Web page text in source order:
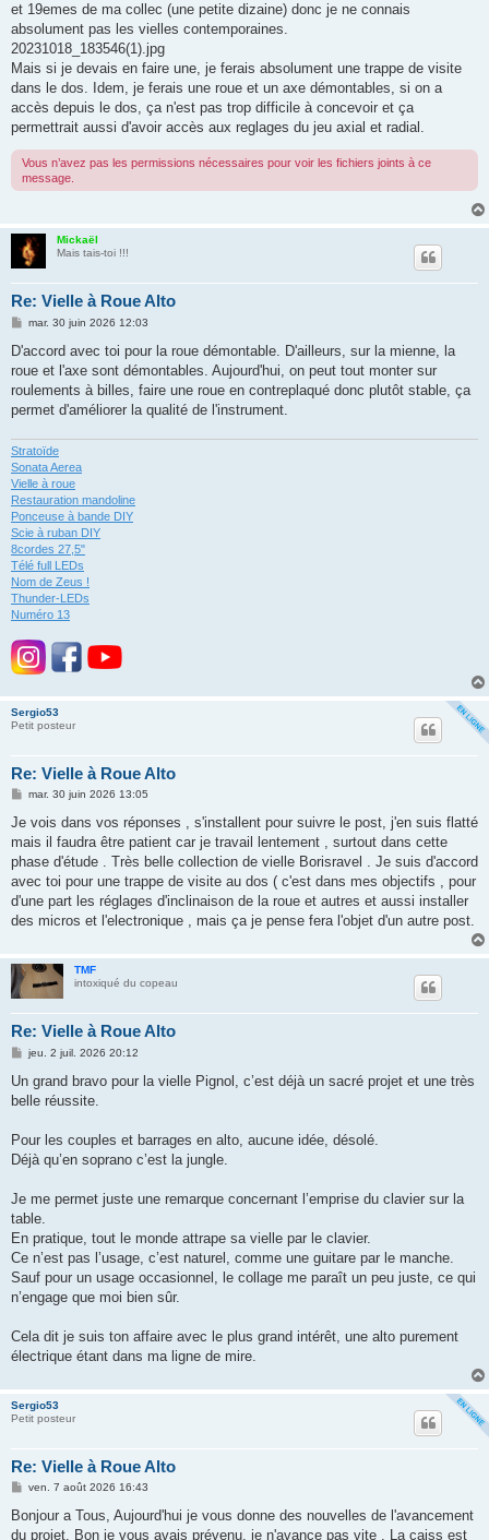
a
g
et 19emes de ma collec (une petite dizaine) donc je ne connais
absolument pas les vielles contemporaines.
20231018_183546(1).jpg
Mais si je devais en faire une, je ferais absolument une trappe de visite
dans le dos. Idem, je ferais une roue et un axe démontables, si on a
accès depuis le dos, ça n'est pas trop difficile à concevoir et ça
permettrait aussi d'avoir accès aux reglages du jeu axial et radial.
Vous n’avez pas les permissions nécessaires pour voir les fichiers joints à ce
message.
Mickaël
Mais tais-toi !!!
Re: Vielle à Roue Alto
M
s
a
g
mar. 30 juin 2026 12:03
D'accord avec toi pour la roue démontable. D'ailleurs, sur la mienne, la
roue et l'axe sont démontables. Aujourd'hui, on peut tout monter sur
roulements à billes, faire une roue en contreplaqué donc plutôt stable, ça
permet d'améliorer la qualité de l'instrument.
Stratoïde
Sonata Aerea
Vielle à roue
Restauration mandoline
Ponceuse à bande DIY
Scie à ruban DIY
8cordes 27,5"
Télé full LEDs
Nom de Zeus !
Thunder-LEDs
Numéro 13
Sergio53
Petit posteur
Re: Vielle à Roue Alto
M
s
a
g
mar. 30 juin 2026 13:05
Je vois dans vos réponses , s'installent pour suivre le post, j'en suis flatté
mais il faudra être patient car je travail lentement , surtout dans cette
phase d'étude . Très belle collection de vielle Borisravel . Je suis d'accord
avec toi pour une trappe de visite au dos ( c'est dans mes objectifs , pour
d'une part les réglages d'inclinaison de la roue et autres et aussi installer
des micros et l'electronique , mais ça je pense fera l'objet d'un autre post.
TMF
intoxiqué du copeau
Re: Vielle à Roue Alto
M
s
a
jeu. 2 juil. 2026 20:12
Un grand bravo pour la vielle Pignol, c’est déjà un sacré projet et une très
belle réussite.
Pour les couples et barrages en alto, aucune idée, désolé.
Déjà qu’en soprano c’est la jungle.
Je me permet juste une remarque concernant l’emprise du clavier sur la
table.
En pratique, tout le monde attrape sa vielle par le clavier.
Ce n’est pas l’usage, c’est naturel, comme une guitare par le manche.
Sauf pour un usage occasionnel, le collage me paraît un peu juste, ce qui
n’engage que moi bien sûr.
Cela dit je suis ton affaire avec le plus grand intérêt, une alto purement
électrique étant dans ma ligne de mire.
Sergio53
Petit posteur
Re: Vielle à Roue Alto
M
s
ven. 7 août 2026 16:43
Bonjour a Tous, Aujourd'hui je vous donne des nouvelles de l'avancement
du projet. Bon je vous avais prévenu, je n'avance pas vite . La caiss est